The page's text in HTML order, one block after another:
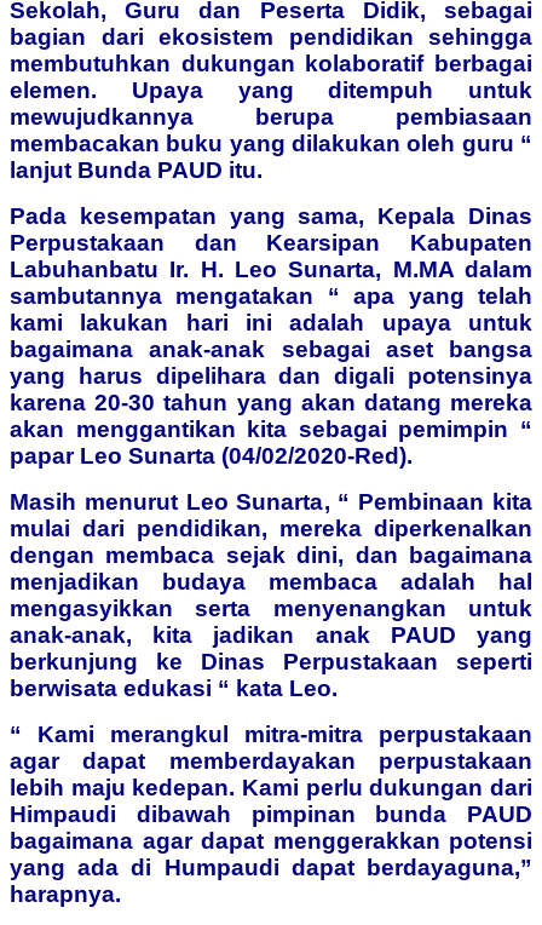
Sekolah, Guru dan Peserta Didik, sebagai
bagian dari ekosistem pendidikan sehingga
membutuhkan dukungan kolaboratif berbagai
elemen. Upaya yang ditempuh untuk
mewujudkannya berupa pembiasaan
membacakan buku yang dilakukan oleh guru “
lanjut Bunda PAUD itu.
Pada kesempatan yang sama, Kepala Dinas
Perpustakaan dan Kearsipan Kabupaten
Labuhanbatu Ir. H. Leo Sunarta, M.MA dalam
sambutannya mengatakan “ apa yang telah
kami lakukan hari ini adalah upaya untuk
bagaimana anak-anak sebagai aset bangsa
yang harus dipelihara dan digali potensinya
karena 20-30 tahun yang akan datang mereka
akan menggantikan kita sebagai pemimpin “
papar Leo Sunarta (04/02/2020-Red).
Masih menurut Leo Sunarta, “ Pembinaan kita
mulai dari pendidikan, mereka diperkenalkan
dengan membaca sejak dini, dan bagaimana
menjadikan budaya membaca adalah hal
mengasyikkan serta menyenangkan untuk
anak-anak, kita jadikan anak PAUD yang
berkunjung ke Dinas Perpustakaan seperti
berwisata edukasi “ kata Leo.
“ Kami merangkul mitra-mitra perpustakaan
agar dapat memberdayakan perpustakaan
lebih maju kedepan. Kami perlu dukungan dari
Himpaudi dibawah pimpinan bunda PAUD
bagaimana agar dapat menggerakkan potensi
yang ada di Humpaudi dapat berdayaguna,”
harapnya.